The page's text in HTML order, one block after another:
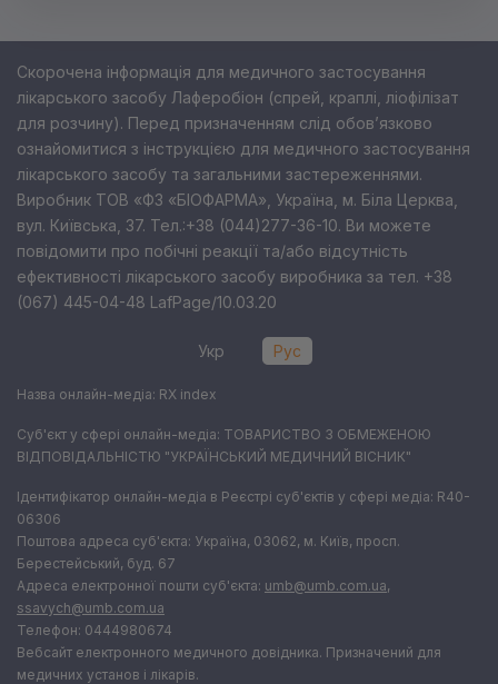
Скорочена інформація для медичного застосування
лікарського засобу Лаферобіон (спрей, краплі, ліофілізат
для розчину). Перед призначенням слід обов’язково
ознайомитися з інструкцією для медичного застосування
лікарського засобу та загальними застереженнями.
Виробник ТОВ «ФЗ «БІОФАРМА», Україна, м. Біла Церква,
вул. Київська, 37. Тел.:+38 (044)277-36-10. Ви можете
повідомити про побічні реакції та/або відсутність
ефективності лікарського засобу виробника за тел. +38
(067) 445-04-48 LafPage/10.03.20
Укр Рус
Назва онлайн-медіа: RX index
Суб'єкт у сфері онлайн-медіа: ТОВАРИСТВО З ОБМЕЖЕНОЮ
ВІДПОВІДАЛЬНІСТЮ "УКРАЇНСЬКИЙ МЕДИЧНИЙ ВІСНИК"
Ідентифікатор онлайн-медіа в Реєстрі суб'єктів у сфері медіа: R40-
06306
Поштова адреса суб'єкта: Україна, 03062, м. Київ, просп.
Берестейський, буд. 67
Адреса електронної пошти суб'єкта: umb@umb.com.ua,
ssavych@umb.com.ua
Телефон: 0444980674
Вебсайт електронного медичного довідника. Призначений для
медичних установ і лікарів.